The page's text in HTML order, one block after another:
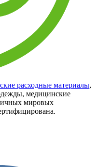
расходные материалы,
медицинские
мировых